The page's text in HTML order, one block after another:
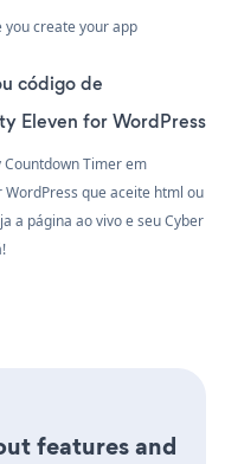
you create your app
código de
Eleven for WordPress
Timer em
que aceite html ou
a página ao vivo e seu Cyber
features and